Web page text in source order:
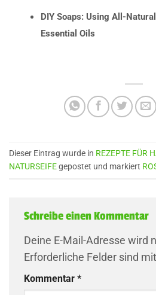
DIY Soaps: Using All-
Essential Oils
Dieser Eintrag wurde in REZEPTE FÜR
NATURSEIFEgepostet und markiert
Schreibe einen Kommentar
Deine E-Mail-Adresse wird
Erforderliche Felder sind mit
Kommentar *